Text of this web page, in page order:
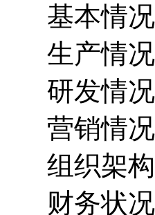
基本情况
生产情况
研发情况
营销情况
组织架构
财务状况